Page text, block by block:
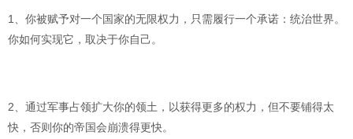
1、你被赋予对一个国家的无限权力，只需履行一个承诺：统治世界。
你如何实现它，取决于你自己。
2、通过军事占领扩大你的领土，以获得更多的权力，但不要铺得太
快，否则你的帝国会崩溃得更快。